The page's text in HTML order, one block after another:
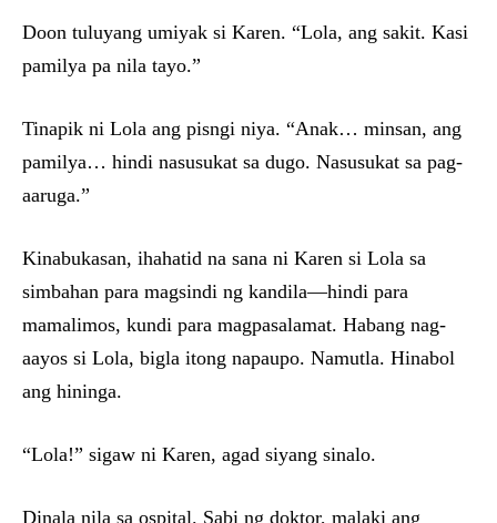
Doon tuluyang umiyak si Karen. “Lola, ang sakit. Kasi
pamilya pa nila tayo.”
Tinapik ni Lola ang pisngi niya. “Anak… minsan, ang
pamilya… hindi nasusukat sa dugo. Nasusukat sa pag-
aaruga.”
Kinabukasan, ihahatid na sana ni Karen si Lola sa
simbahan para magsindi ng kandila—hindi para
mamalimos, kundi para magpasalamat. Habang nag-
aayos si Lola, bigla itong napaupo. Namutla. Hinabol
ang hininga.
“Lola!” sigaw ni Karen, agad siyang sinalo.
Dinala nila sa ospital. Sabi ng doktor, malaki ang